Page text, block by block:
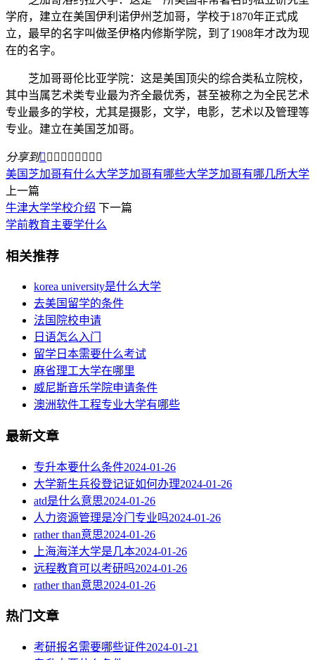
学府，建立在美国伊利诺伊州芝加哥，学校于1870年正式成
立，最早的名字叫做圣伊格内修斯学院，到了1908年才改为现
在的名字。
芝加哥哥伦比亚学院：这是美国顶尖的综合类私立院校，
其中当属艺术类专业最为齐全最优秀，甚至被称之为全民艺术
专业最多的学校，尤其是摄影，文学，电影，艺术以及管理等
专业。建立在美国芝加哥。
分享到        
美国芝加哥有什么大学芝加哥有哪些大学芝加哥有哪几所大学
上一篇
牛津大学学校介绍 下一篇
学前教育主要学什么
相关推荐
korea university是什么大学
去美国留学的条件
法国院校申请
日语怎么入门
留学日本需要什么考试
麻省理工大学在哪里
威尼斯音乐学院申请条件
澳洲软件工程专业大学有哪些
最新文章
专升本要什么条件2024-01-26
大学新生兵役登记证如何办理2024-01-26
atd是什么意思2024-01-26
人力资源管理是冷门专业吗2024-01-26
rather than意思2024-01-26
上海海洋大学是几本2024-01-26
远程教育可以考研吗2024-01-26
rather than意思2024-01-26
热门文章
考研报名需要哪些证件2024-01-21